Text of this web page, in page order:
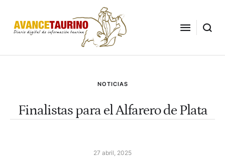
NOTICIAS
Finalistas para el Alfarero de Plata
27 abril, 2025